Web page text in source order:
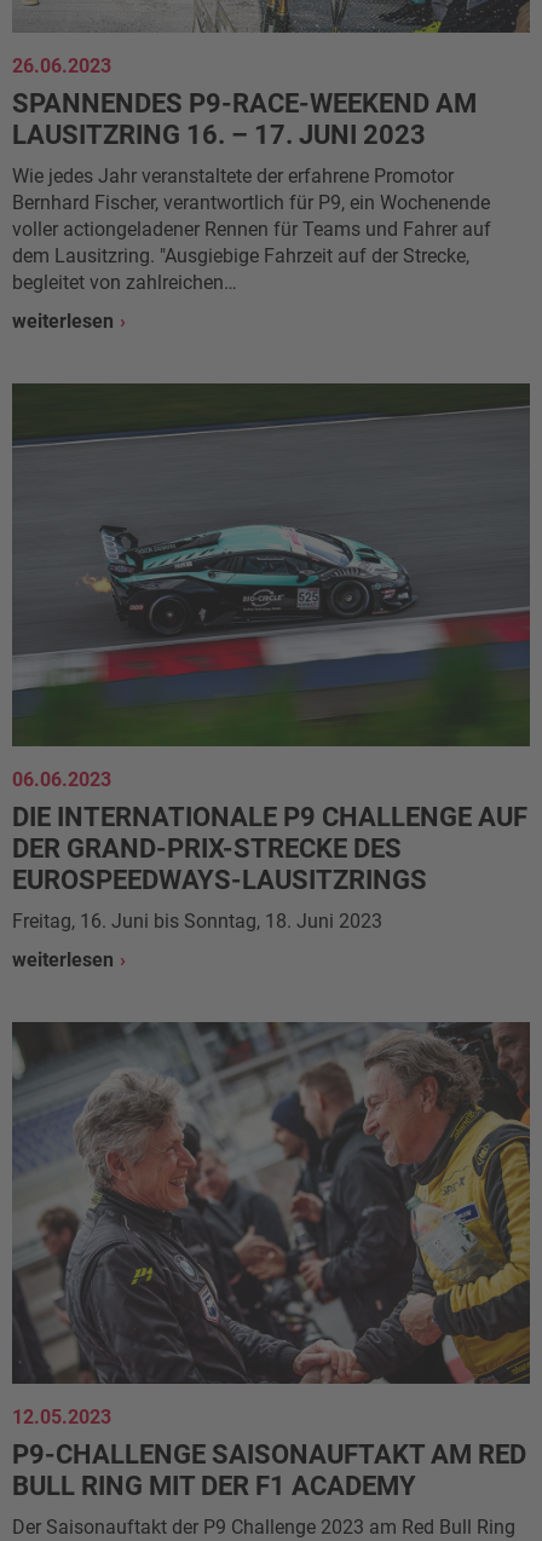
26.06.2023
SPANNENDES P9-RACE-WEEKEND AM
LAUSITZRING 16. – 17. JUNI 2023
Wie jedes Jahr veranstaltete der erfahrene Promotor
Bernhard Fischer, verantwortlich für P9, ein Wochenende
voller actiongeladener Rennen für Teams und Fahrer auf
dem Lausitzring. "Ausgiebige Fahrzeit auf der Strecke,
begleitet von zahlreichen…
weiterlesen
06.06.2023
DIE INTERNATIONALE P9 CHALLENGE AUF
DER GRAND-PRIX-STRECKE DES
EUROSPEEDWAYS-LAUSITZRINGS
Freitag, 16. Juni bis Sonntag, 18. Juni 2023
weiterlesen
12.05.2023
P9-CHALLENGE SAISONAUFTAKT AM RED
BULL RING MIT DER F1 ACADEMY
Der Saisonauftakt der P9 Challenge 2023 am Red Bull Ring